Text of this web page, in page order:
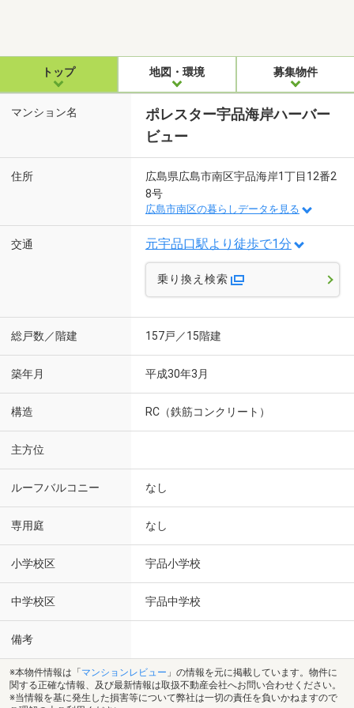
トップ 地図・環境 募集物件
マンション名
ポレスター宇品海岸ハーバー
ビュー
住所
広島県広島市南区宇品海岸1丁目12番2
8号
広島市南区の暮らしデータを見る
交通 元宇品口駅より徒歩で1分
乗り換え検索
総戸数／階建 157戸／15階建
築年月 平成30年3月
構造 RC（鉄筋コンクリート）
主方位
ルーフバルコニー なし
専用庭 なし
小学校区 宇品小学校
中学校区 宇品中学校
備考
※本物件情報は「 マンションレビュー 」の情報を元に掲載しています。物件に
関する正確な情報、及び最新情報は取扱不動産会社へお問い合わせください。
※当情報を基に発生した損害等について弊社は一切の責任を負いかねますので